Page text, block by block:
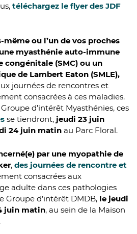
téléchargez le flyer des JDF
même ou l’un de vos proches
myasthénie auto-immune
congénitale (SMC) ou un
de Lambert Eaton (SMLE),
journées de rencontres et
consacrées à ces maladies.
d’intérêt Myasthénies, ces
se tiendront, jeudi 23 juin
24 juin matin au Parc Floral.
par une myopathie de
, des journées de rencontre et
consacrées aux
adulte dans ces pathologies
Groupe d’intérêt DMDB, le jeudi
juin matin, au sein de la Maison